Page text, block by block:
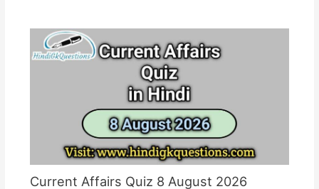
Current Affairs Quiz 8 August 2026